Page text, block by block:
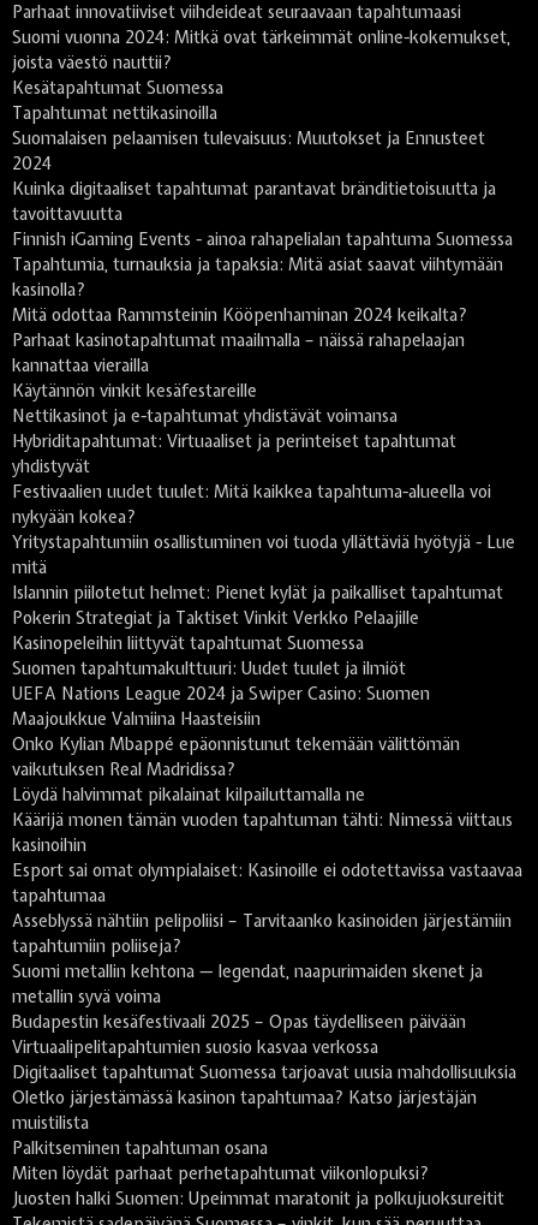
Parhaat innovatiiviset viihdeideat seuraavaan tapahtumaasi
Suomi vuonna 2024: Mitkä ovat tärkeimmät online-kokemukset,
joista väestö nauttii?
Kesätapahtumat Suomessa
Tapahtumat nettikasinoilla
Suomalaisen pelaamisen tulevaisuus: Muutokset ja Ennusteet
2024
Kuinka digitaaliset tapahtumat parantavat bränditietoisuutta ja
tavoittavuutta
Finnish iGaming Events - ainoa rahapelialan tapahtuma Suomessa
Tapahtumia, turnauksia ja tapaksia: Mitä asiat saavat viihtymään
kasinolla?
Mitä odottaa Rammsteinin Kööpenhaminan 2024 keikalta?
Parhaat kasinotapahtumat maailmalla – näissä rahapelaajan
kannattaa vierailla
Käytännön vinkit kesäfestareille
Nettikasinot ja e-tapahtumat yhdistävät voimansa
Hybriditapahtumat: Virtuaaliset ja perinteiset tapahtumat
yhdistyvät
Festivaalien uudet tuulet: Mitä kaikkea tapahtuma-alueella voi
nykyään kokea?
Yritystapahtumiin osallistuminen voi tuoda yllättäviä hyötyjä - Lue
mitä
Islannin piilotetut helmet: Pienet kylät ja paikalliset tapahtumat
Pokerin Strategiat ja Taktiset Vinkit Verkko Pelaajille
Kasinopeleihin liittyvät tapahtumat Suomessa
Suomen tapahtumakulttuuri: Uudet tuulet ja ilmiöt
UEFA Nations League 2024 ja Swiper Casino: Suomen
Maajoukkue Valmiina Haasteisiin
Onko Kylian Mbappé epäonnistunut tekemään välittömän
vaikutuksen Real Madridissa?
Löydä halvimmat pikalainat kilpailuttamalla ne
Käärijä monen tämän vuoden tapahtuman tähti: Nimessä viittaus
kasinoihin
Esport sai omat olympialaiset: Kasinoille ei odotettavissa vastaavaa
tapahtumaa
Asseblyssä nähtiin pelipoliisi – Tarvitaanko kasinoiden järjestämiin
tapahtumiin poliiseja?
Suomi metallin kehtona — legendat, naapurimaiden skenet ja
metallin syvä voima
Budapestin kesäfestivaali 2025 – Opas täydelliseen päivään
Virtuaalipelitapahtumien suosio kasvaa verkossa
Digitaaliset tapahtumat Suomessa tarjoavat uusia mahdollisuuksia
Oletko järjestämässä kasinon tapahtumaa? Katso järjestäjän
muistilista
Palkitseminen tapahtuman osana
Miten löydät parhaat perhetapahtumat viikonlopuksi?
Juosten halki Suomen: Upeimmat maratonit ja polkujuoksureitit